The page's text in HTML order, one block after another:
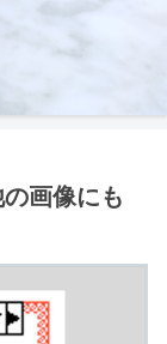
画像にも